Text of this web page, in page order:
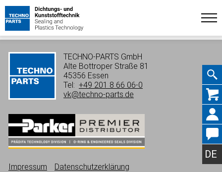
DE
TECHNO-PARTS GmbH
Alte Bottroper Straße 81
45356 Essen
Tel: +49 201 8 66 06-0
vk@techno-parts.de
Impressum
Datenschutzerklärung